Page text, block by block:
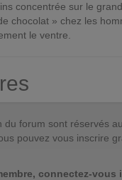
concentrée sur le
chocolat » chez les
le ventre.
du forum sont réservés
pouvez vous inscrire
connectez-vous